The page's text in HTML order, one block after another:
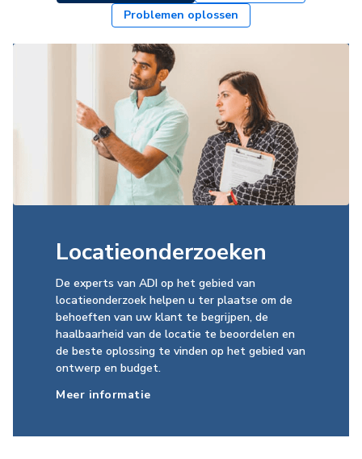
Problemen oplossen
Locatieonderzoeken
De experts van ADI op het gebied van
locatieonderzoek helpen u ter plaatse om de
behoeften van uw klant te begrijpen, de
haalbaarheid van de locatie te beoordelen en
de beste oplossing te vinden op het gebied van
ontwerp en budget.
Meer informatie